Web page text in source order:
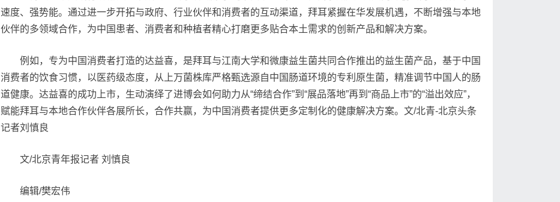
速度、强势能。通过进一步开拓与政府、行业伙伴和消费者的互动渠道，拜耳紧握在华发展机遇，不断增强与本地
伙伴的多领域合作，为中国患者、消费者和种植者精心打磨更多贴合本土需求的创新产品和解决方案。
例如，专为中国消费者打造的达益喜，是拜耳与江南大学和微康益生菌共同合作推出的益生菌产品，基于中国
消费者的饮食习惯，以医药级态度，从上万菌株库严格甄选源自中国肠道环境的专利原生菌，精准调节中国人的肠
道健康。达益喜的成功上市，生动演绎了进博会如何助力从“缔结合作”到“展品落地”再到“商品上市”的“溢出效应”，
赋能拜耳与本地合作伙伴各展所长，合作共赢，为中国消费者提供更多定制化的健康解决方案。文/北青-北京头条
记者刘慎良
文/北京青年报记者 刘慎良
编辑/樊宏伟